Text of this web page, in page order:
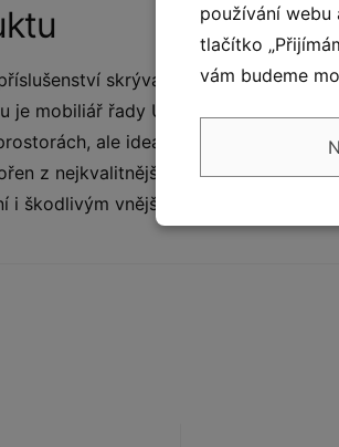
skrývá řada Urbaniq. Díky
je mobiliář řady Urbaniq skutečným
ale ideální je také pro
z nejkvalitnějších materiálů -
i škodlivým vnějším vlivům.
používání webu
tlačítko
vám budeme